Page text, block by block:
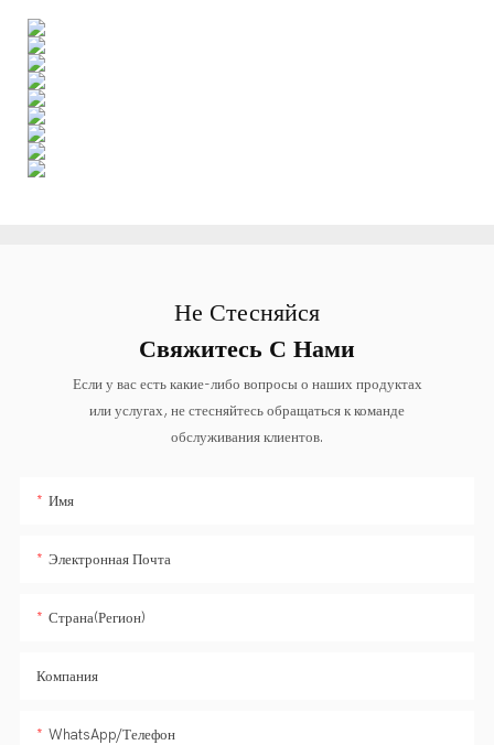
Не Стесняйся
Свяжитесь С Нами
Если у вас есть какие-либо вопросы о наших продуктах
или услугах, не стесняйтесь обращаться к команде
обслуживания клиентов.
Имя
Электронная Почта
Страна(регион)
Компания
WhatsApp/Телефон